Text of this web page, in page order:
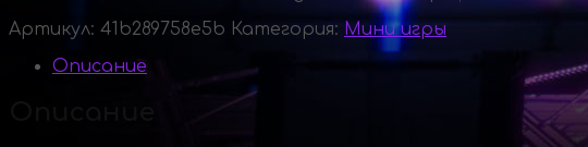
Артикул: 41b289758e5b Категория: Мини игры
Описание